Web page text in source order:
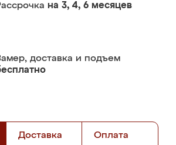
на 3, 4, 6 месяцев
доставка и подъем
Доставка Оплата